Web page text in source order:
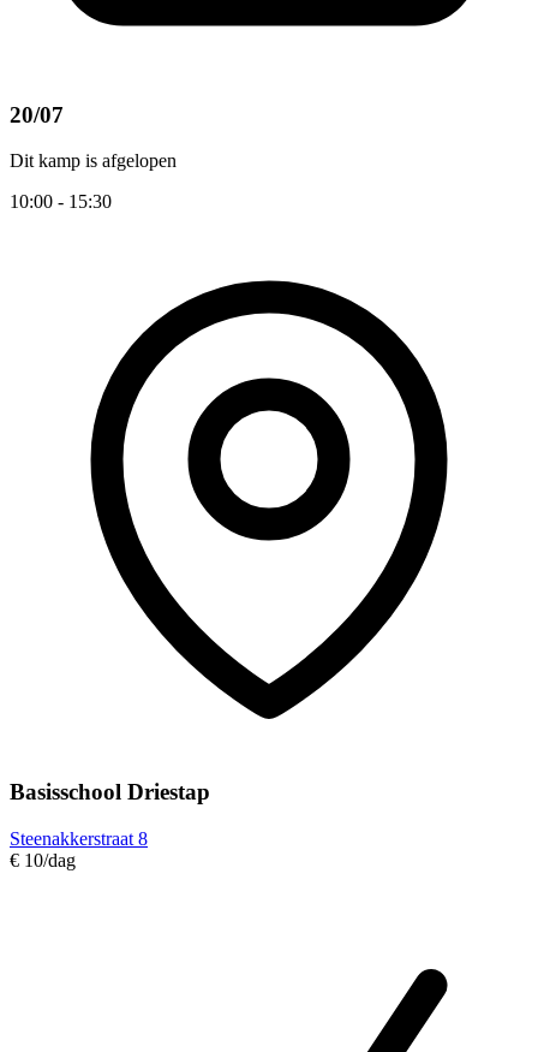
20/07
Dit kamp is afgelopen
10:00 - 15:30
Basisschool Driestap
Steenakkerstraat 8
€ 10/dag